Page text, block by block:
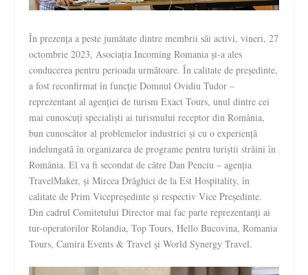
În prezența a peste jumătate dintre membrii săi activi, vineri, 27
octombrie 2023, Asociația Incoming Romania și-a ales
conducerea pentru perioada următoare. În calitate de președinte,
a fost reconfirmat în funcție Domnul Ovidiu Tudor –
reprezentant al agenției de turism Exact Tours, unul dintre cei
mai cunoscuți specialiști ai turismului receptor din România,
bun cunoscător al problemelor industriei și cu o experiență
indelungată în organizarea de programe pentru turiștii străini în
România. El va fi secondat de către Dan Penciu – agenția
TravelMaker, și Mircea Drăghici de la Est Hospitality, în
calitate de Prim Vicepreședinte și respectiv Vice Președinte.
Din cadrul Comitetului Director mai fac parte reprezentanți ai
tur-operatorilor Rolandia, Top Tours, Hello Bucovina, Romania
Tours, Camira Events & Travel și World Synergy Travel.